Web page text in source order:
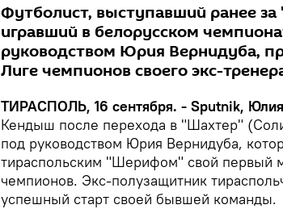
Футболист, выступавший ранее
игравший в белорусском
руководством Юрия Вернидуба,
Лиге чемпионов своего экс-
ТИРАСПОЛЬ, 16 сентября. - Sputnik,
Кендыш после перехода в "Шахтер"
под руководством Юрия Вернидуба,
тираспольским "Шерифом" свой первый
чемпионов. Экс-полузащитник
успешный старт своей бывшей команды.